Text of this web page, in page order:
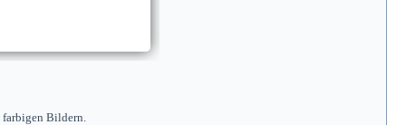
farbigen Bildern.